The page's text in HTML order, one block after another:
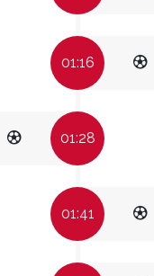
01:16
01:28
01:41